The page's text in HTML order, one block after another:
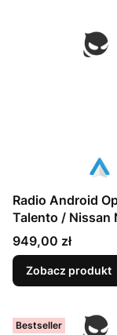
Radio Android
Talento / Nissan
Cena
949,00 zł
Zobacz produkt
Bestseller